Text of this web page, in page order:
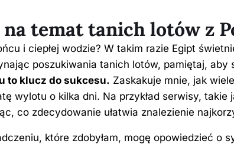
na temat tanich lotów z
i ciepłej wodzie? W takim razie Egipt
poszukiwania tanich lotów, pamiętaj, aby
to klucz do sukcesu. Zaskakuje mnie, jak
wylotu o kilka dni. Na przykład serwisy,
co zdecydowanie ułatwia znalezienie
które zdobyłam, mogę opowiedzieć o